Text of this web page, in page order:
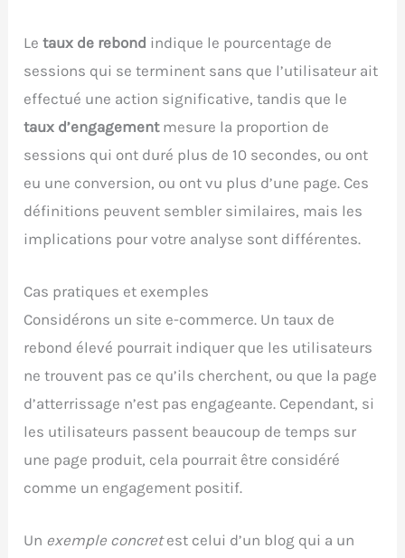
Letaux de rebond indique le pourcentage de
sessions qui se terminent sans que l’utilisateur ait
effectué une action significative, tandis que le
taux d’engagementmesure la proportion de
sessions qui ont duré plus de 10 secondes, ou ont
eu une conversion, ou ont vu plus d’une page. Ces
définitions peuvent sembler similaires, mais les
implications pour votre analyse sont différentes.
Cas pratiques et exemples
Considérons un site e-commerce. Un taux de
rebond élevé pourrait indiquer que les utilisateurs
ne trouvent pas ce qu’ils cherchent, ou que la page
d’atterrissage n’est pas engageante. Cependant, si
les utilisateurs passent beaucoup de temps sur
une page produit, cela pourrait être considéré
comme un engagement positif.
Un exemple concretest celui d’un blog qui a un